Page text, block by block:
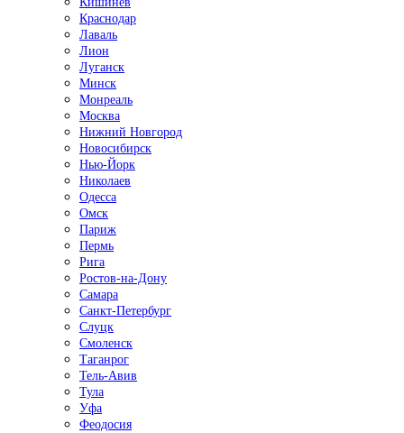
Краснодар
Лаваль
Лион
Луганск
Минск
Монреаль
Москва
Нижний Новгород
Новосибирск
Нью-Йорк
Николаев
Одесса
Омск
Париж
Пермь
Рига
Ростов-на-Дону
Самара
Санкт-Петербург
Слуцк
Смоленск
Таганрог
Тель-Авив
Тула
Уфа
Феодосия